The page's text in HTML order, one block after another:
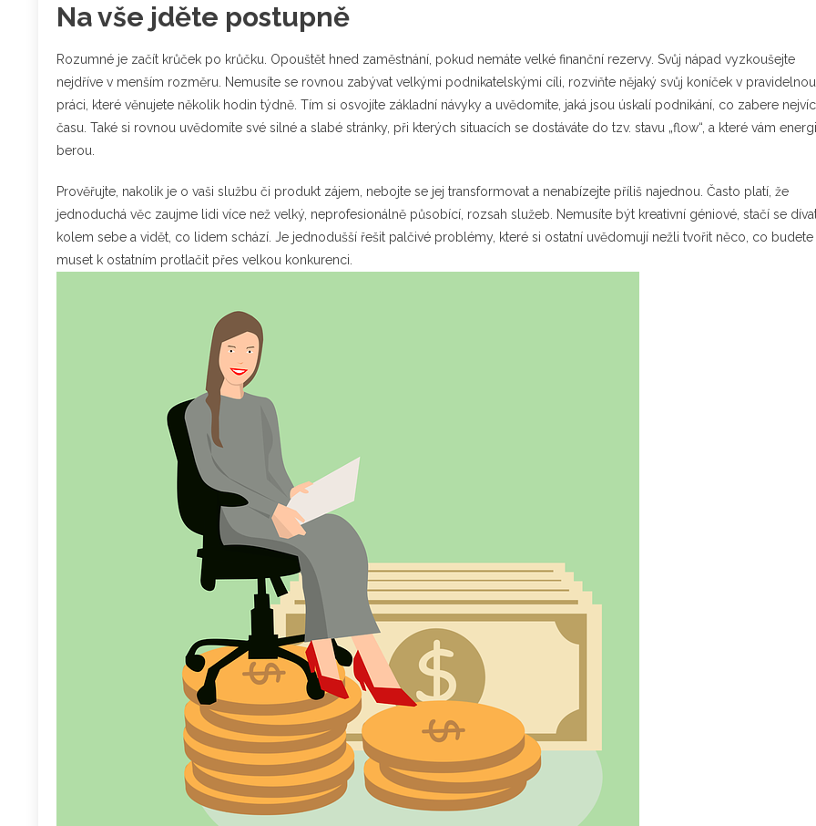
Na vše jděte postupně
Rozumné je začít krůček po krůčku. Opouštět hned zaměstnání, pokud nemáte velké finanční rezervy. Svůj nápad vyzkoušejte
nejdříve v menším rozměru. Nemusíte se rovnou zabývat velkými podnikatelskými cíli, rozviňte nějaký svůj koníček v pravidelnou
práci, které věnujete několik hodin týdně. Tím si osvojíte základní návyky a uvědomíte, jaká jsou úskalí podnikání, co zabere
času. Také si rovnou uvědomíte své silné a slabé stránky, při kterých situacích se dostáváte do tzv. stavu „flow“, a které vám
berou.
Prověřujte, nakolik je o vaši službu či produkt zájem, nebojte se jej transformovat a nenabízejte příliš najednou. Často platí, že
jednoduchá věc zaujme lidi více než velký, neprofesionálně působící, rozsah služeb. Nemusíte být kreativní géniové, stačí se
kolem sebe a vidět, co lidem schází. Je jednodušší řešit palčivé problémy, které si ostatní uvědomují nežli tvořit něco, co budete
muset k ostatním protlačit přes velkou konkurenci.